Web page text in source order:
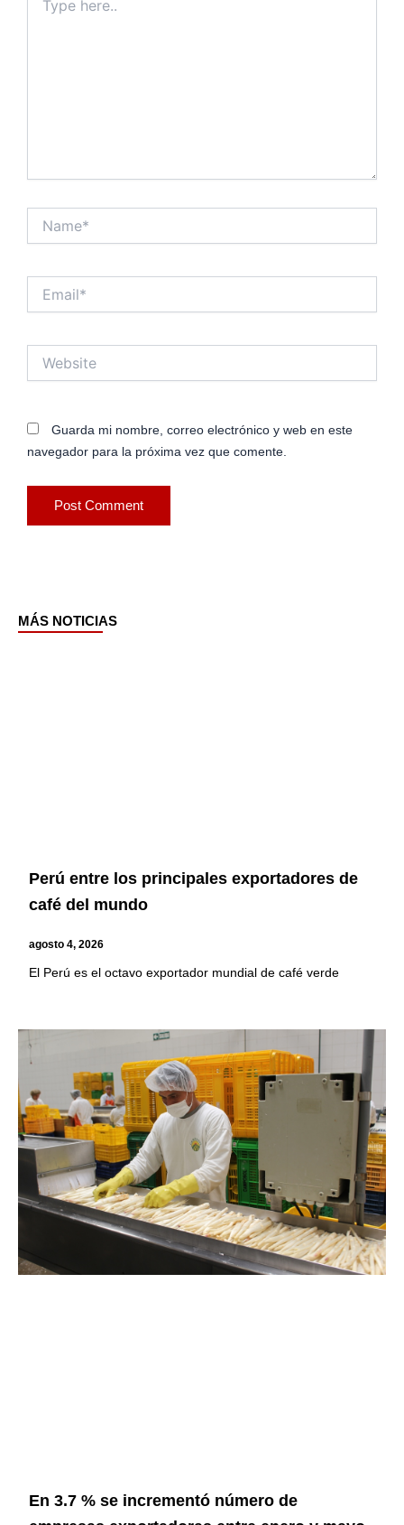
here..
Guarda mi nombre, correo electrónico y web en este
navegador para la próxima vez que comente.
MÁS NOTICIAS
Perú entre los principales exportadores de
café del mundo
agosto 4, 2026
El Perú es el octavo exportador mundial de café verde
En 3.7 % se incrementó número de